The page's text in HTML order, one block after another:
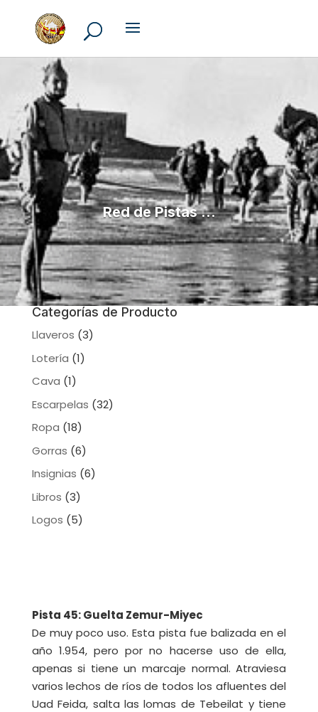
Red de Pistas ...
Categorías de Producto
Llaveros (3)
Lotería (1)
Cava (1)
Escarpelas (32)
Ropa (18)
Gorras (6)
Insignias (6)
Libros (3)
Logos (5)
Pista 45: Guelta Zemur-Miyec
De muy poco uso. Esta pista fue balizada en el
año 1.954, pero por no hacerse uso de ella,
apenas si tiene un marcaje normal. Atraviesa
varios lechos de ríos de todos los afluentes del
Uad Feida, salta las lomas de Tebeilat y tiene